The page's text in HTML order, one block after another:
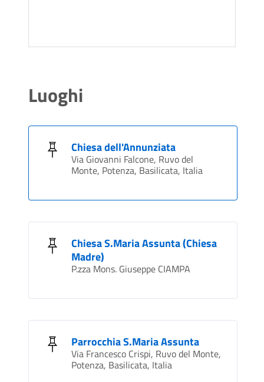
Luoghi
Chiesa dell'Annunziata
Via Giovanni Falcone, Ruvo del
Monte, Potenza, Basilicata, Italia
Chiesa S.Maria Assunta (Chiesa
Madre)
P.zza Mons. Giuseppe CIAMPA
Parrocchia S.Maria Assunta
Via Francesco Crispi, Ruvo del Monte,
Potenza, Basilicata, Italia